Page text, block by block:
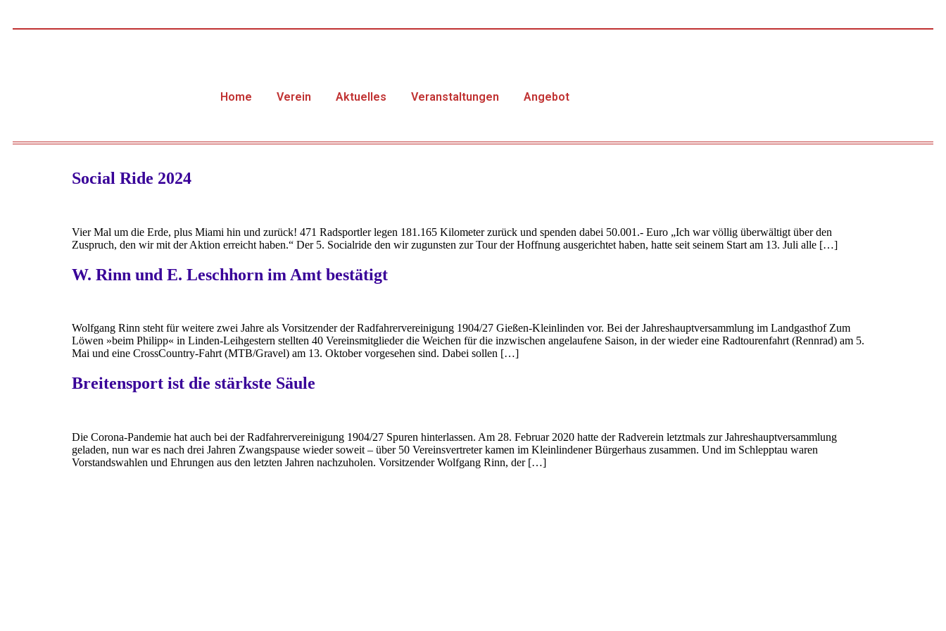
Home Verein Aktuelles Veranstaltungen Angebot
Social Ride 2024
Vier Mal um die Erde, plus Miami hin und zurück! 471 Radsportler legen 181.165 Kilometer zurück und spenden dabei 50.001.- Euro „Ich war völlig überwältigt über den
Zuspruch, den wir mit der Aktion erreicht haben.“ Der 5. Socialride den wir zugunsten zur Tour der Hoffnung ausgerichtet haben, hatte seit seinem Start am 13. Juli alle […]
W. Rinn und E. Leschhorn im Amt bestätigt
Wolfgang Rinn steht für weitere zwei Jahre als Vorsitzender der Radfahrervereinigung 1904/27 Gießen-Kleinlinden vor. Bei der Jahreshauptversammlung im Landgasthof Zum
Löwen »beim Philipp« in Linden-Leihgestern stellten 40 Vereinsmitglieder die Weichen für die inzwischen angelaufene Saison, in der wieder eine Radtourenfahrt (Rennrad) am 5.
Mai und eine CrossCountry-Fahrt (MTB/Gravel) am 13. Oktober vorgesehen sind. Dabei sollen […]
Breitensport ist die stärkste Säule
Die Corona-Pandemie hat auch bei der Radfahrervereinigung 1904/27 Spuren hinterlassen. Am 28. Februar 2020 hatte der Radverein letztmals zur Jahreshauptversammlung
geladen, nun war es nach drei Jahren Zwangspause wieder soweit – über 50 Vereinsvertreter kamen im Kleinlindener Bürgerhaus zusammen. Und im Schlepptau waren
Vorstandswahlen und Ehrungen aus den letzten Jahren nachzuholen. Vorsitzender Wolfgang Rinn, der […]